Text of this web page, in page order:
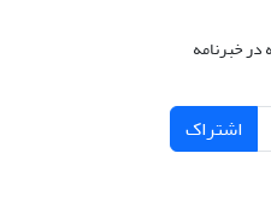
در خبرنامه
اشتراک